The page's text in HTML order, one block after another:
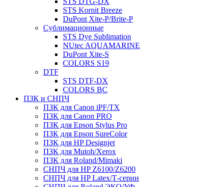
STS Kornit Breeze
DuPont Xite-P/Brite-P
Сублимационные
STS Dye Sublimation
NUtec AQUAMARINE
DuPont Xite-S
COLORS S19
DTF
STS DTF-DX
COLORS BC
ПЗК и СНПЧ
ПЗК для Canon iPF/TX
ПЗК для Canon PRO
ПЗК для Epson Stylus Pro
ПЗК для Epson SureColor
ПЗК для HP Designjet
ПЗК для Mutoh/Xerox
ПЗК для Roland/Mimaki
СНПЧ для HP Z6100/Z6200
СНПЧ для HP Latex/Т-cерии